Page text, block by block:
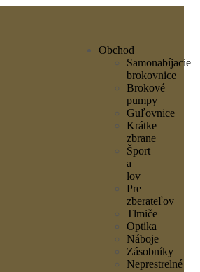
Obchod
Samonabíjacie
brokovnice
Brokové
pumpy
Guľovnice
Krátke
zbrane
Šport
a
lov
Pre
zberateľov
Tlmiče
Optika
Náboje
Zásobníky
Neprestrelné